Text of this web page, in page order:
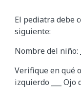
El pediatra debe
siguiente:
Nombre del niño:
Verifique en qué
izquierdo ___ Ojo